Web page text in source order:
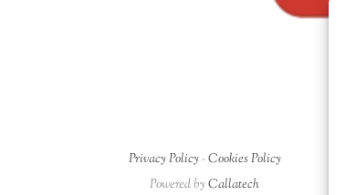
Privacy Policy-Cookies Policy
Powered byCallatech